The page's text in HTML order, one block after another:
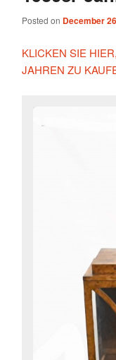
Posted on December
KLICKEN SIE
JAHREN ZU